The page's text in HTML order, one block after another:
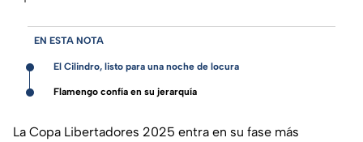
EN ESTA NOTA
El Cilindro, listo para una noche de locura
Flamengo confía en su jerarquía
La Copa Libertadores 2025 entra en su fase más